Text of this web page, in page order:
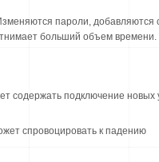
пароли, добавляются
больший объем
содержать подключение новых
спровоцировать к падению